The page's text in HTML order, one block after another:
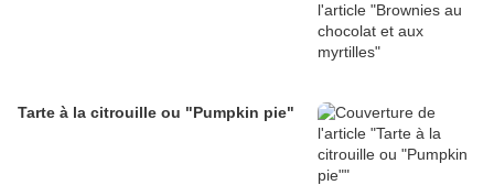
Tarte à la citrouille ou "Pumpkin pie"